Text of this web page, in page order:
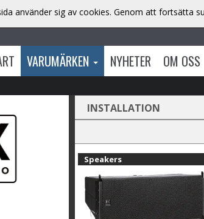
VARUMÄRKEN NYHETER OM OSS
INSTALLATION
Speakers
använder sig av cookies. Genom att fortsätta